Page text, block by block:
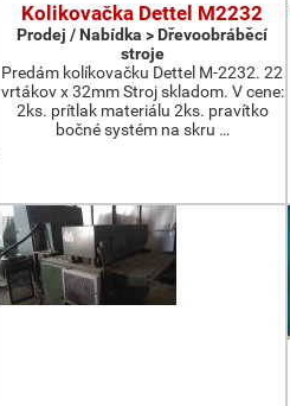
Kolikovačka Dettel M2232
Prodej / Nabídka > Dřevoobráběcí
stroje
Predám kolíkovačku Dettel M-2232. 22
vrtákov x 32mm Stroj skladom. V cene:
2ks. prítlak materiálu 2ks. pravítko
bočné systém na skru …